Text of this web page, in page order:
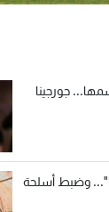
جورجينا
وضبط أسلحة
شروط الإسـتخدام
سياسة الخصوصية